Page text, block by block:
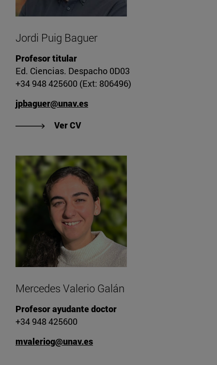
Jordi Puig Baguer
Profesor titular
Ed. Ciencias. Despacho 0D03
+34 948 425600 (Ext: 806496)
jpbaguer@unav.es
Ver CV"Ver CV de Jordi Puig Baguer"
Mercedes Valerio Galán
Profesor ayudante doctor
+34 948 425600
mvaleriog@unav.es